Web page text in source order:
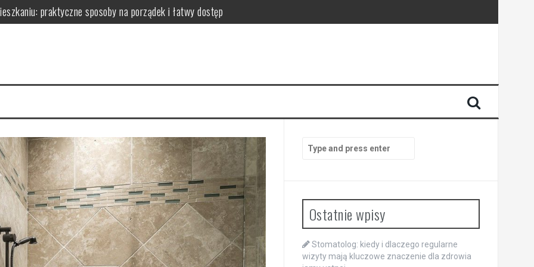
praktyczne sposoby na porządek i łatwy dostęp
wybrać i zamontować funkcjonalną przegrodę ze szkła hartowanego
dodają przestrzeni, a kiedy mogą przeszkadzać?
– praktyczne porady wyboru, montażu i aranżacji przestrzeni
for:
Ostatnie wpisy
Stomatolog: kiedy i dlaczego regularne
wizyty mają kluczowe znaczenie dla zdrowia